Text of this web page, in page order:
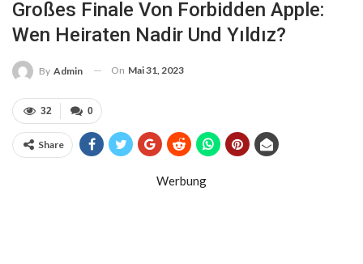
Großes Finale Von Forbidden Apple:
Wen Heiraten Nadir Und Yıldız?
By Admin On Mai 31, 2023
0
32
Share
Werbung